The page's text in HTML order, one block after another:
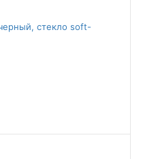
стекло soft-